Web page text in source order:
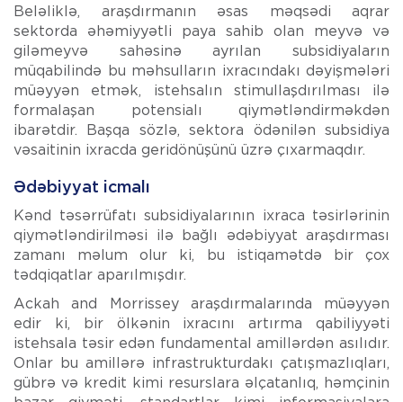
Beləliklə, araşdırmanın əsas məqsədi aqrar
sektorda əhəmiyyətli paya sahib olan meyvə və
giləmeyvə sahəsinə ayrılan subsidiyaların
müqabilində bu məhsulların ixracındakı dəyişmələri
müəyyən etmək, istehsalın stimullaşdırılması ilə
formalaşan potensialı qiymətləndirməkdən
ibarətdir. Başqa sözlə, sektora ödənilən subsidiya
vəsaitinin ixracda geridönüşünü üzrə çıxarmaqdır.
Ədəbiyyat icmalı
Kənd təsərrüfatı subsidiyalarının ixraca təsirlərinin
qiymətləndirilməsi ilə bağlı ədəbiyyat araşdırması
zamanı məlum olur ki, bu istiqamətdə bir çox
tədqiqatlar aparılmışdır.
Ackah and Morrissey araşdırmalarında müəyyən
edir ki, bir ölkənin ixracını artırma qabiliyyəti
istehsala təsir edən fundamental amillərdən asılıdır.
Onlar bu amillərə infrastrukturdakı çatışmazlıqları,
gübrə və kredit kimi resurslara əlçatanlıq, həmçinin